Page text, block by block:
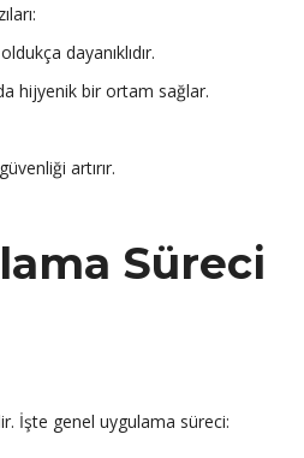
dayanıklıdır.
hijyenik bir ortam sağlar.
artırır.
Süreci
İşte genel uygulama süreci: